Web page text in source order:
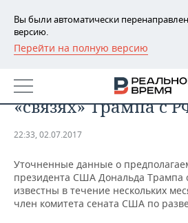
Вы были автоматически
версию.
Перейти на полную версию
РЕГИОНЫ
БАШКОРТОСТАН
ТАТАРСТАН
НОВОСТИ
АНАЛИТИКА
ДЕКЛАРАЦИИ О ДОХОДАХ
КОРОЛИ ГОСЗАКАЗА ПФО
НОВОСТИ ЭКОНОМИКИ
ФИНАНСЫ
ПРОМЫШЛЕННОСТЬ
НОВОСТИ
НЕДВИЖИМОСТЬ
появлении новых
«связях» Трампа с
22:33, 02.07.2017
Уточненные данные о
президента США Дональда Трампа
известны в течение нескольких
член комитета сената США по